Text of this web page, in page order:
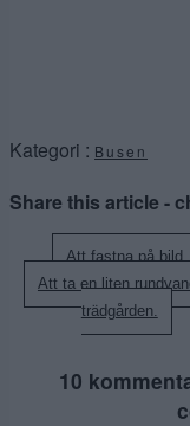
Kategori : Busen
Share this article -
Att fastna på bild.
Att ta en liten
trädgården.
10